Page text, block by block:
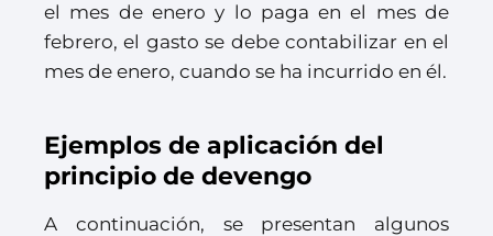
el mes de enero y lo paga en el mes de
febrero, el gasto se debe contabilizar en el
mes de enero, cuando se ha incurrido en él.
Ejemplos de aplicación del
principio de devengo
A continuación, se presentan algunos